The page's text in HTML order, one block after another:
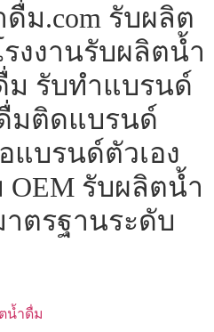
ม.com รับผลิต
งงานรับผลิตน้ำ
รับทำแบรนด์
มติดแบรนด์
บรนด์ตัวเอง
รับผลิตน้ำ
ตรฐานระดับ
น้ำดื่ม